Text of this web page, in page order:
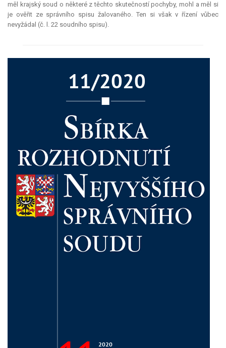
měl krajský soud o některé z těchto skutečností pochyby, mohl a měl si
je ověřit ze správního spisu žalovaného. Ten si však v řízení vůbec
nevyžádal (č. l. 22 soudního spisu).